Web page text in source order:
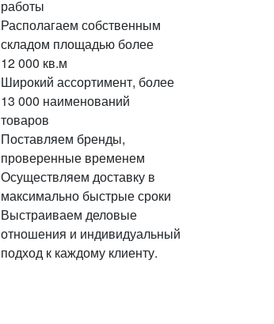
работы
Располагаем собственным
складом площадью более
12 000 кв.м
Широкий ассортимент, более
13 000 наименований
товаров
Поставляем бренды,
проверенные временем
Осуществляем доставку в
максимально быстрые сроки
Выстраиваем деловые
отношения и индивидуальный
подход к каждому клиенту.